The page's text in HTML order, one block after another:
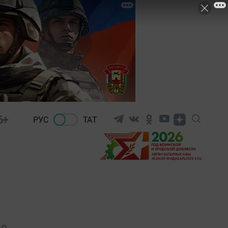
РУС ТАТ